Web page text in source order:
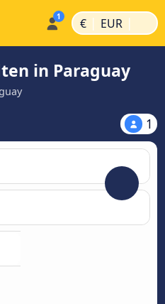
€ | EUR |
in Paraguay
1